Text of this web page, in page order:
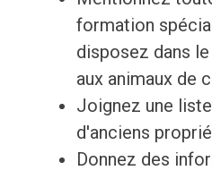
formation
disposez dans
aux animaux de
Joignez une
d'anciens
Donnez des